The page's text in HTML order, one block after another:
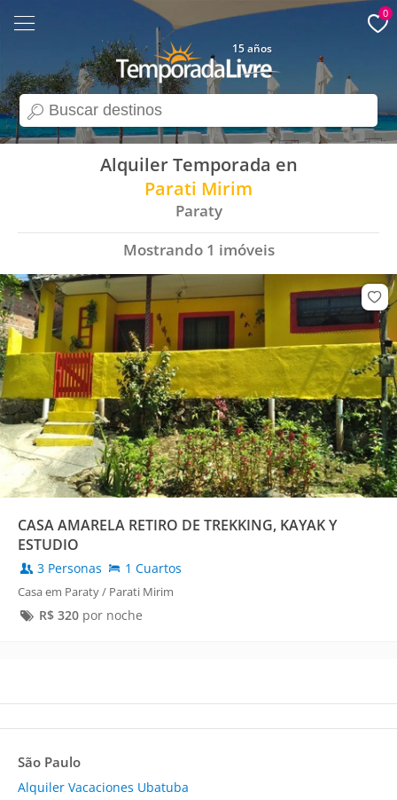
search
15 años
0
Alquiler Temporada en
Parati Mirim
Paraty
Mostrando 1 imóveis
CASA AMARELA RETIRO DE TREKKING, KAYAK Y
ESTUDIO
3 Personas 1 Cuartos
Casa em Paraty / Parati Mirim
R$ 320por noche
São Paulo
Alquiler Vacaciones Ubatuba